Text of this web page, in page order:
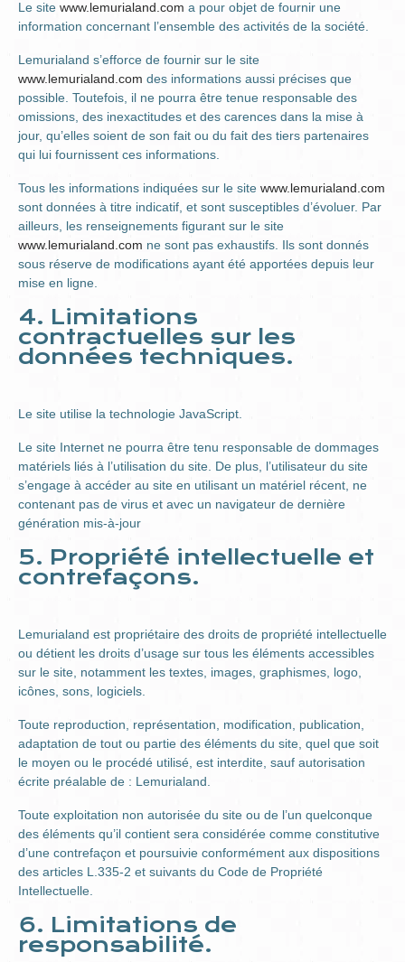
Le site www.lemurialand.com a pour objet de fournir une
information concernant l’ensemble des activités de la société.
Lemurialand s’efforce de fournir sur le site
www.lemurialand.com des informations aussi précises que
possible. Toutefois, il ne pourra être tenue responsable des
omissions, des inexactitudes et des carences dans la mise à
jour, qu’elles soient de son fait ou du fait des tiers partenaires
qui lui fournissent ces informations.
Tous les informations indiquées sur le site www.lemurialand.com
sont données à titre indicatif, et sont susceptibles d’évoluer. Par
ailleurs, les renseignements figurant sur le site
www.lemurialand.com ne sont pas exhaustifs. Ils sont donnés
sous réserve de modifications ayant été apportées depuis leur
mise en ligne.
4. Limitations
contractuelles sur les
données techniques.
Le site utilise la technologie JavaScript.
Le site Internet ne pourra être tenu responsable de dommages
matériels liés à l’utilisation du site. De plus, l’utilisateur du site
s’engage à accéder au site en utilisant un matériel récent, ne
contenant pas de virus et avec un navigateur de dernière
génération mis-à-jour
5. Propriété intellectuelle et
contrefaçons.
Lemurialand est propriétaire des droits de propriété intellectuelle
ou détient les droits d’usage sur tous les éléments accessibles
sur le site, notamment les textes, images, graphismes, logo,
icônes, sons, logiciels.
Toute reproduction, représentation, modification, publication,
adaptation de tout ou partie des éléments du site, quel que soit
le moyen ou le procédé utilisé, est interdite, sauf autorisation
écrite préalable de : Lemurialand.
Toute exploitation non autorisée du site ou de l’un quelconque
des éléments qu’il contient sera considérée comme constitutive
d’une contrefaçon et poursuivie conformément aux dispositions
des articles L.335-2 et suivants du Code de Propriété
Intellectuelle.
6. Limitations de
responsabilité.